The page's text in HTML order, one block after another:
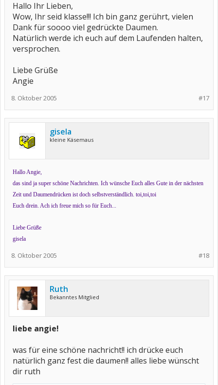
Hallo Ihr Lieben,
Wow, Ihr seid klasse!!! Ich bin ganz gerührt, vielen
Dank für soooo viel gedrückte Daumen.
Natürlich werde ich euch auf dem Laufenden halten,
versprochen.
Liebe Grüße
Angie
#17
8. Oktober 2005
gisela
kleine Käsemaus
Hallo Angie,
das sind ja super schöne Nachrichten. Ich wünsche Euch alles Gute in der nächsten
Zeit und Daumendrücken ist doch selbstverständlich. toi,toi,toi
Euch drein. Ach ich freue mich so für Euch...
Liebe Grüße
gisela
#18
8. Oktober 2005
Ruth
Bekanntes Mitglied
liebe angie!
was für eine schöne nachricht!! ich drücke euch
natürlich ganz fest die daumen!! alles liebe wünscht
dir ruth